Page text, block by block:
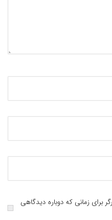
برای زمانی که دوباره دیدگاهی